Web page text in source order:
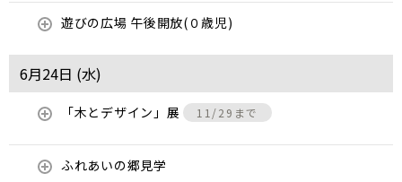
遊びの広場 午後開放(０歳児)
6月24日 (水)
「木とデザイン」展 11/29まで
ふれあいの郷見学